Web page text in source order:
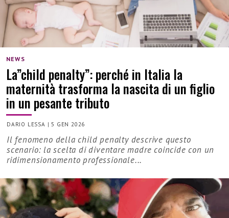
NEWS
La”child penalty”: perché in Italia la
maternità trasforma la nascita di un figlio
in un pesante tributo
DARIO LESSA |5 GEN 2026
Il fenomeno della child penalty descrive questo
scenario: la scelta di diventare madre coincide con un
ridimensionamento professionale...